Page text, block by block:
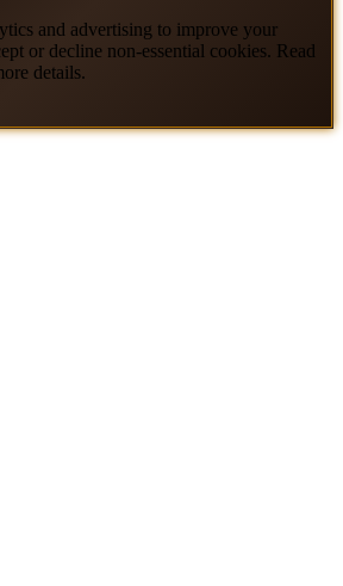
and advertising to improve your
or decline non-essential cookies. Read
details.